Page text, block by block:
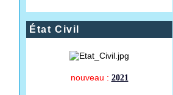
État Civil
nouveau : 2021